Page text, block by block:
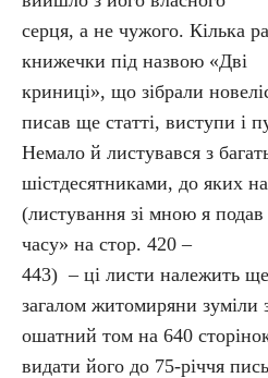
серця, а не чужого. Кілька
книжечки під назвою «Дві
криниці», що зібрали
писав ще статті, виступи і
Немало й листувався з
шістдесятниками, до яких
(листування зі мною я
часу» на стор. 420 –
443) – ці листи належить
загалом житомиряни зуміли
ошатний том на 640
видати його до 75-річчя